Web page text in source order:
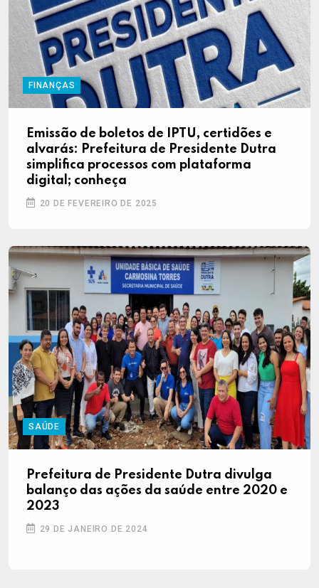
FINANÇAS
Emissão de boletos de IPTU, certidões e
alvarás: Prefeitura de Presidente Dutra
simplifica processos com plataforma
digital; conheça
20 DE FEVEREIRO DE 2025
SAÚDE
Prefeitura de Presidente Dutra divulga
balanço das ações da saúde entre 2020 e
2023
29 DE JANEIRO DE 2024